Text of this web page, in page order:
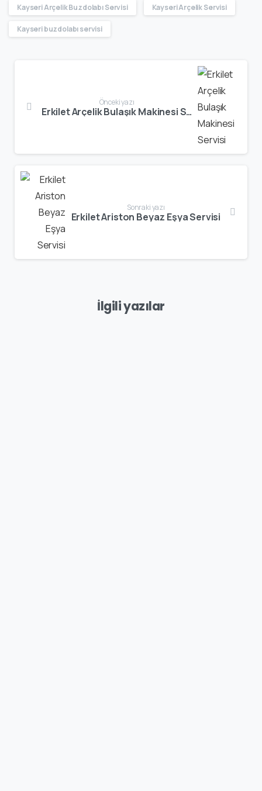
Kayseri Arçelik Buzdolabı Servisi Kayseri Arçelik Servisi
Kayseri buzdolabı servisi
Önceki yazı
Erkilet Arçelik Bulaşık Makinesi Servisi
Sonraki yazı
Erkilet Ariston Beyaz Eşya Servisi
İlgili yazılar